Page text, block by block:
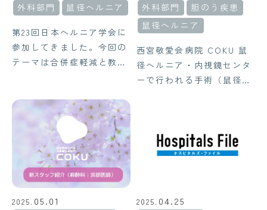
外科部門
鼠径ヘルニア
第23回日本ヘルニア学会に
参加してきました。今回の
テーマは合併症軽減と教育
いくテーマです。ゼロを目
指して丁寧な手術を行って
いきたいと思います。
外科部門
胆のう疾患
鼠径ヘルニア
西宮敬愛会病院 COKU 鼠
径ヘルニア・内視鏡センタ
ーで行われる手術（鼠径ヘ
2025. 05.01 2025. 04.25